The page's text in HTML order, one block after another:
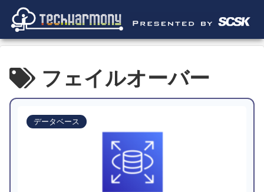
フェイルオーバー
データベース